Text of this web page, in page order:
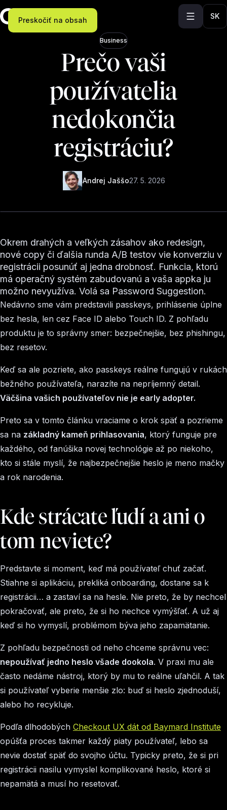
Preskočiť na obsah SK
Business
Prečo vaši
používatelia
nedokončia
registráciu?
Andrej Jaššo27. 5. 2026
Okrem drahých a veľkých zásahov ako redesign,
nové copy či ďalšia runda A/B testov vie konverziu v
registrácii posunúť aj jedna drobnosť. Funkcia, ktorú
má operačný systém zabudovanú a vaša appka ju
možno nevyužíva. Volá sa Password Suggestion.
Nedávno sme vám predstavili passkeys, prihlásenie úplne
bez hesla, len cez Face ID alebo Touch ID. Z pohľadu
produktu je to správny smer: bezpečnejšie, bez phishingu,
bez resetov.
Keď sa ale pozriete, ako passkeys reálne fungujú v rukách
bežného používateľa, narazíte na nepríjemný detail.
Väčšina vašich používateľov nie je early adopter.
Preto sa v tomto článku vraciame o krok späť a pozrieme
sa na základný kameň prihlasovania, ktorý funguje pre
každého, od fanúšika novej technológie až po niekoho,
kto si stále myslí, že najbezpečnejšie heslo je meno mačky
a rok narodenia.
Kde strácate ľudí a ani o
tom neviete?
Predstavte si moment, keď má používateľ chuť začať.
Stiahne si aplikáciu, prekliká onboarding, dostane sa k
registrácii… a zastaví sa na hesle. Nie preto, že by nechcel
pokračovať, ale preto, že si ho nechce vymýšľať. A už aj
keď si ho vymyslí, problémom býva jeho zapamätanie.
Z pohľadu bezpečnosti od neho chceme správnu vec:
nepoužívať jedno heslo všade dookola. V praxi mu ale
často nedáme nástroj, ktorý by mu to reálne uľahčil. A tak
si používateľ vyberie menšie zlo: buď si heslo zjednoduší,
alebo ho recykluje.
Podľa dlhodobých Checkout UX dát od Baymard Institute
opúšťa proces takmer každý piaty používateľ, lebo sa
nevie dostať späť do svojho účtu. Typicky preto, že si pri
registrácii nasilu vymyslel komplikované heslo, ktoré si
nepamätá a musí ho resetovať.